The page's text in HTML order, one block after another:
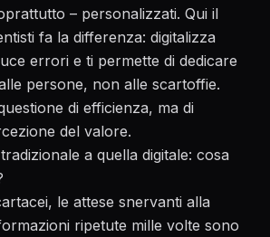
– personalizzati. Qui il
fa la differenza: digitalizza
errori e ti permette di dedicare
persone, non alle scartoffie.
di efficienza, ma di
del valore.
a quella digitale: cosa
le attese snervanti alla
ripetute mille volte sono